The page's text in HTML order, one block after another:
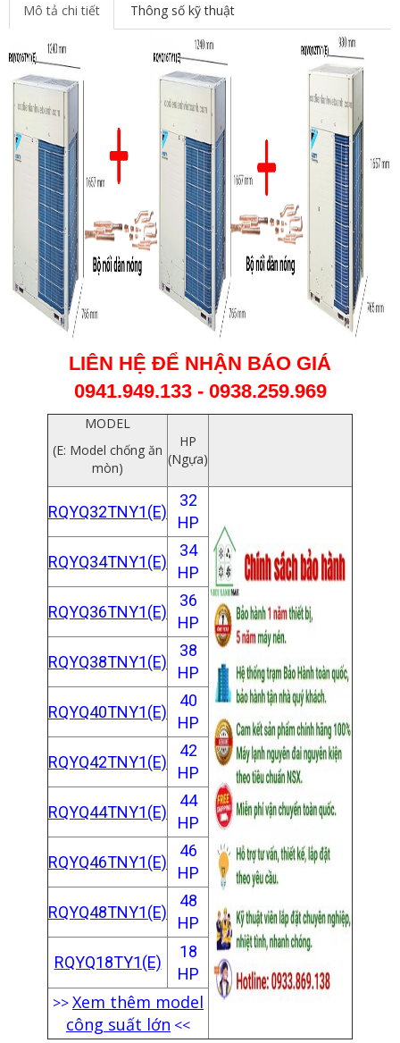
Mô tả chi tiết
Thông số kỹ thuật
LIÊN HỆ ĐỂ NHẬN BÁO GIÁ
0941.949.133 - 0938.259.969
MODEL
(E: Model chống ăn
mòn)
HP
(Ngựa)
RQYQ32TNY1(E)
32
HP
RQYQ34TNY1(E)
34
HP
RQYQ36TNY1(E)
36
HP
RQYQ38TNY1(E)
38
HP
RQYQ40TNY1(E)
40
HP
RQYQ42TNY1(E)
42
HP
RQYQ44TNY1(E)
44
HP
RQYQ46TNY1(E)
46
HP
RQYQ48TNY1(E)
48
HP
RQYQ18TY1(E)
18
HP
>>Xem thêm model
công suất lớn <<